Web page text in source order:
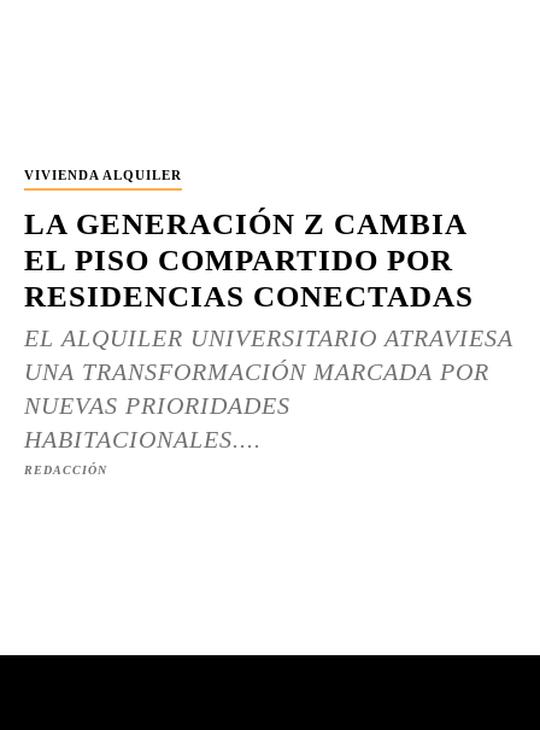
VIVIENDA ALQUILER
LA GENERACIÓN Z CAMBIA
EL PISO COMPARTIDO POR
RESIDENCIAS CONECTADAS
EL ALQUILER UNIVERSITARIO ATRAVIESA
UNA TRANSFORMACIÓN MARCADA POR
NUEVAS PRIORIDADES
HABITACIONALES....
REDACCIÓN